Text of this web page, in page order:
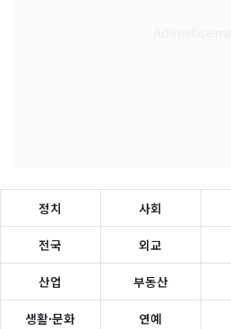
정치 사회
전국 외교
산업 부동산
생활·문화 연예